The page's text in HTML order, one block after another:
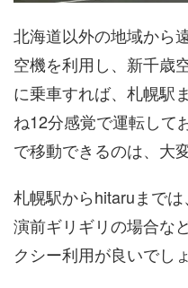
北海道以外の地域から
空機を利用し、新千歳
に乗車すれば、札幌駅
ね12分感覚で運転して
で移動できるのは、大
札幌駅からhitaruまで
演前ギリギリの場合な
クシー利用が良いでしょ